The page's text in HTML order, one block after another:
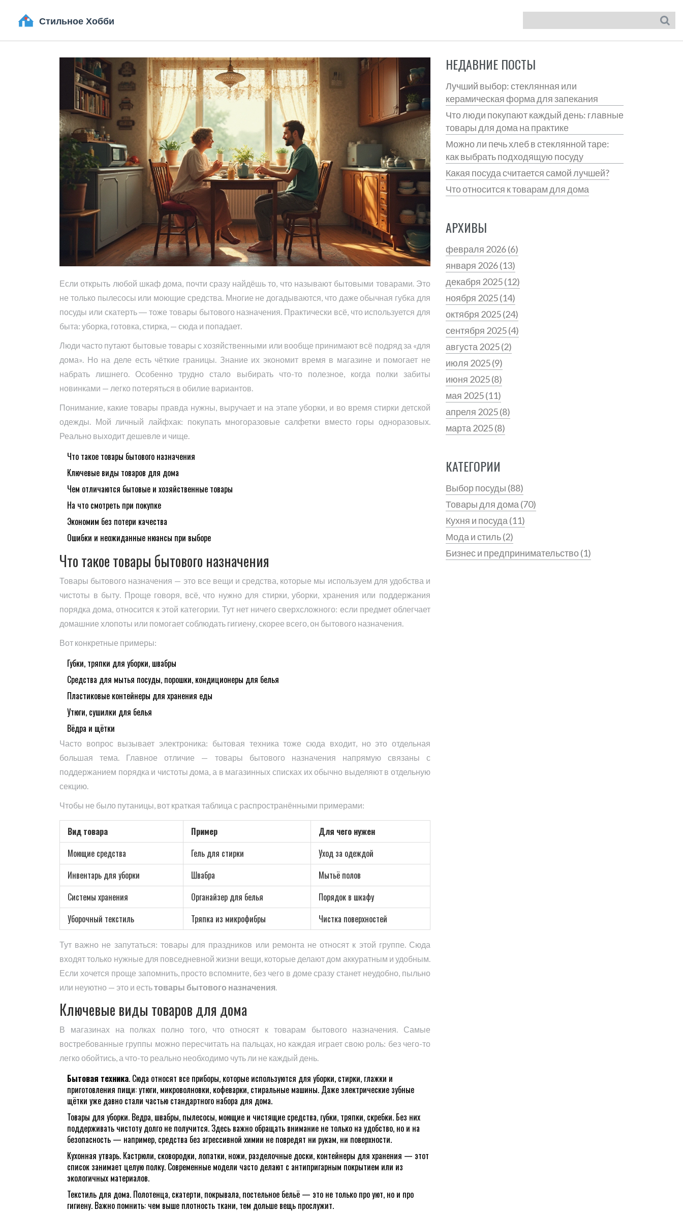
Если открыть любой шкаф дома, почти сразу найдёшь то, что называют бытовыми товарами. Это
не только пылесосы или моющие средства. Многие не догадываются, что даже обычная губка для
посуды или скатерть ― тоже товары бытового назначения. Практически всё, что используется для
быта: уборка, готовка, стирка, — сюда и попадает.
Люди часто путают бытовые товары с хозяйственными или вообще принимают всё подряд за «для
дома». Но на деле есть чёткие границы. Знание их экономит время в магазине и помогает не
набрать лишнего. Особенно трудно стало выбирать что-то полезное, когда полки забиты
новинками — легко потеряться в обилие вариантов.
Понимание, какие товары правда нужны, выручает и на этапе уборки, и во время стирки детской
одежды. Мой личный лайфхак: покупать многоразовые салфетки вместо горы одноразовых.
Реально выходит дешевле и чище.
Что такое товары бытового назначения
Ключевые виды товаров для дома
Чем отличаются бытовые и хозяйственные товары
На что смотреть при покупке
Экономим без потери качества
Ошибки и неожиданные нюансы при выборе
Что такое товары бытового назначения
Товары бытового назначения — это все вещи и средства, которые мы используем для удобства и
чистоты в быту. Проще говоря, всё, что нужно для стирки, уборки, хранения или поддержания
порядка дома, относится к этой категории. Тут нет ничего сверхсложного: если предмет облегчает
домашние хлопоты или помогает соблюдать гигиену, скорее всего, он бытового назначения.
Вот конкретные примеры:
Губки, тряпки для уборки, швабры
Средства для мытья посуды, порошки, кондиционеры для белья
Пластиковые контейнеры для хранения еды
Утюги, сушилки для белья
Вёдра и щётки
Часто вопрос вызывает электроника: бытовая техника тоже сюда входит, но это отдельная
большая тема. Главное отличие — товары бытового назначения напрямую связаны с
поддержанием порядка и чистоты дома, а в магазинных списках их обычно выделяют в отдельную
секцию.
Чтобы не было путаницы, вот краткая таблица с распространёнными примерами:
Вид товара Пример
Для чего нужен
Моющие средства
Гель для стирки
Уход за одеждой
Инвентарь для уборки
Швабра
Мытьё полов
Системы хранения
Органайзер для белья
Порядок в шкафу
Уборочный текстиль
Тряпка из микрофибры Чистка поверхностей
Тут важно не запутаться: товары для праздников или ремонта не относят к этой группе. Сюда
входят только нужные для повседневной жизни вещи, которые делают дом аккуратным и удобным.
Если хочется проще запомнить, просто вспомните, без чего в доме сразу станет неудобно, пыльно
или неуютно — это и естьтовары бытового назначения
Ключевые виды товаров для дома
В магазинах на полках полно того, что относят к товарам бытового назначения. Самые
востребованные группы можно пересчитать на пальцах, но каждая играет свою роль: без чего-то
легко обойтись, а что-то реально необходимо чуть ли не каждый день.
Бытовая техника. Сюда относят все приборы, которые используются для уборки, стирки, глажки и
приготовления пищи: утюги, микроволновки, кофеварки, стиральные машины. Даже электрические зубные
щётки уже давно стали частью стандартного набора для дома.
Товары для уборки. Ведра, швабры, пылесосы, моющие и чистящие средства, губки, тряпки, скребки. Без них
поддерживать чистоту долго не получится. Здесь важно обращать внимание не только на удобство, но и на
безопасность — например, средства без агрессивной химии не повредят ни рукам, ни поверхности.
Кухонная утварь. Кастрюли, сковородки, лопатки, ножи, разделочные доски, контейнеры для хранения — этот
список занимает целую полку. Современные модели часто делают с антипригарным покрытием или из
экологичных материалов.
Текстиль для дома. Полотенца, скатерти, покрывала, постельное бельё — это не только про уют, но и про
гигиену. Важно помнить: чем выше плотность ткани, тем дольше вещь прослужит.
НЕДАВНИЕ ПОСТЫ
Лучший выбор: стеклянная или
керамическая форма для запекания
Что люди покупают каждый день: главные
товары для дома на практике
Можно ли печь хлеб в стеклянной таре:
как выбрать подходящую посуду
Какая посуда считается самой лучшей?
Что относится к товарам для дома
АРХИВЫ
февраля 2026(6)
января 2026(13)
декабря 2025(12)
ноября 2025(14)
октября 2025(24)
сентября 2025(4)
августа 2025(2)
июля 2025(9)
июня 2025(8)
мая 2025(11)
апреля 2025(8)
марта 2025(8)
КАТЕГОРИИ
Выбор посуды (88)
Товары для дома (70)
Кухня и посуда (11)
Мода и стиль(2)
Бизнес и предпринимательство(1)